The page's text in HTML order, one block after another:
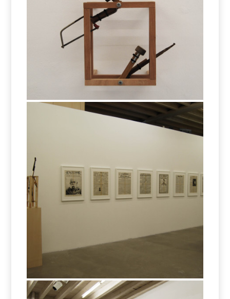
Funzioni & Variabili
Funzioni & Variabili